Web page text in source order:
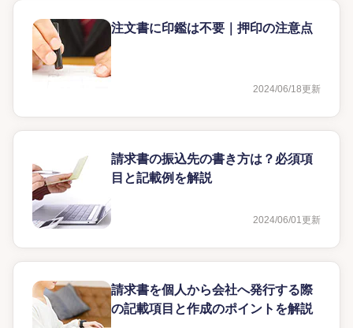
注文書に印鑑は不要｜押印の注意点
2024/06/18更新
請求書の振込先の書き方は？必須項
目と記載例を解説
2024/06/01更新
請求書を個人から会社へ発行する際
の記載項目と作成のポイントを解説